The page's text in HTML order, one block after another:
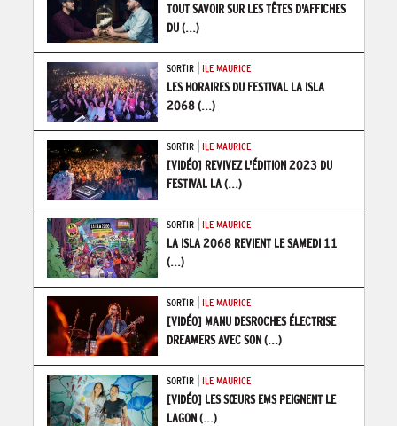
TOUT SAVOIR SUR LES TÊTES D'AFFICHES
DU(...)
SORTIR| ILE MAURICE
LES HORAIRES DU FESTIVAL LA ISLA
2068(...)
SORTIR| ILE MAURICE
[VIDÉO] REVIVEZ L'ÉDITION 2023 DU
FESTIVAL LA(...)
SORTIR| ILE MAURICE
LA ISLA 2068 REVIENT LE SAMEDI 11
(...)
SORTIR| ILE MAURICE
[VIDÉO] MANU DESROCHES ÉLECTRISE
DREAMERS AVEC SON(...)
SORTIR| ILE MAURICE
[VIDÉO] LES SŒURS EMS PEIGNENT LE
LAGON(...)